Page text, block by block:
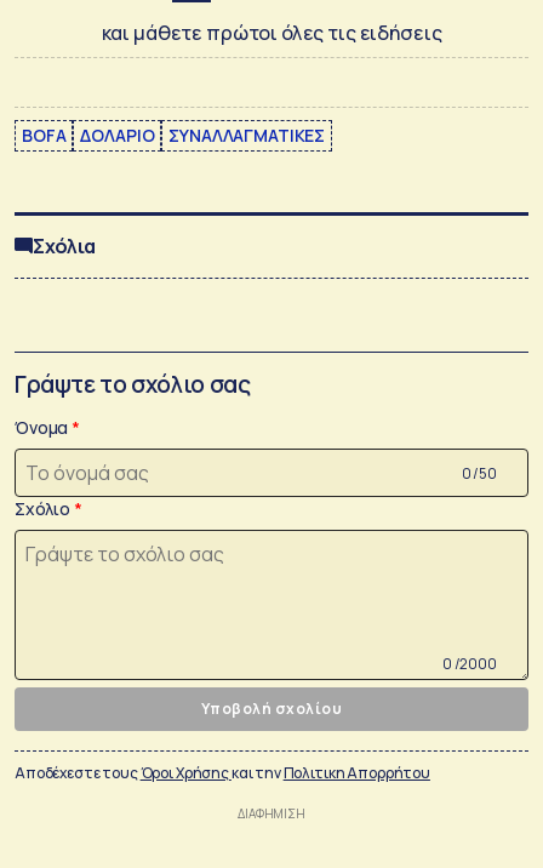
και μάθετε πρώτοι όλες τις ειδήσεις
BOFA ΔΟΛΑΡΙΟ ΣΥΝΑΛΛΑΓΜΑΤΙΚΕΣ
Σχόλια
Γράψτε το σχόλιο σας
Όνομα
0 /50
Σχόλιο
0 /2000
Υποβολή σχολίου
Αποδέχεστε τουςΌροι Χρήσηςκαι τηνΠολιτικη Απορρήτου